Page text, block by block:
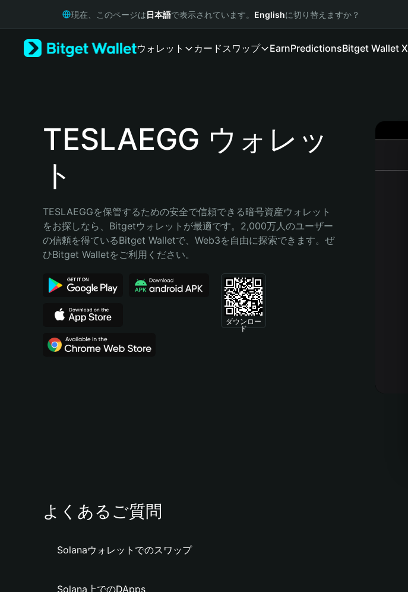
Русский
Português (Portugal)
Bahasa Indonesia
Português (Brasil)
Español (Argentina)
現在、このページは日本語で表示されています。 Englishに切り替えますか？
ウォレット カードスワップ EarnPredictionsBitget Wallet X
TESLAEGG ウォレッ
ト
TESLAEGGを保管するための安全で信頼できる暗号資産ウォレット
をお探しなら、Bitgetウォレットが最適です。2,000万人のユーザー
の信頼を得ているBitget Walletで、Web3を自由に探索できます。ぜ
ひBitget Walletをご利用ください。
ダウンロー
ド
よくあるご質問
Solanaウォレットでのスワップ
Solana上でのDApps